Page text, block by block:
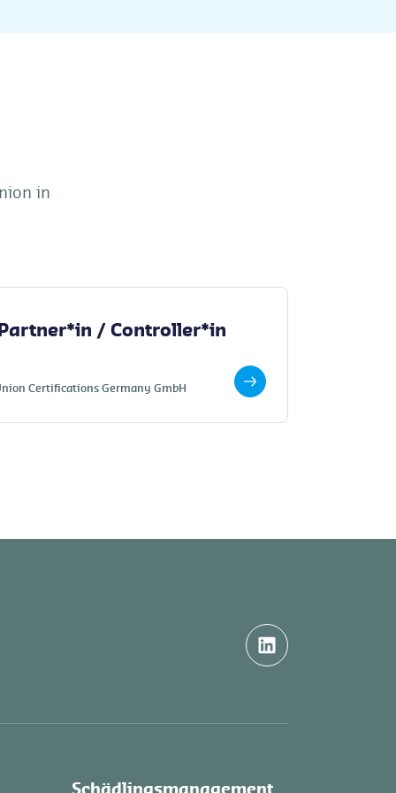
in
/ Controller*in
Certifications Germany GmbH
Schädlingsmanagement